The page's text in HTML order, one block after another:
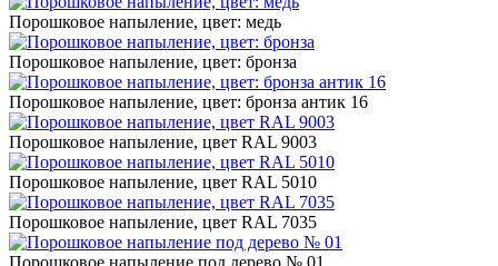
Порошковое напыление, цвет: медь
Порошковое напыление, цвет: бронза
Порошковое напыление, цвет: бронза антик 16
Порошковое напыление, цвет RAL 9003
Порошковое напыление, цвет RAL 5010
Порошковое напыление, цвет RAL 7035
Порошковое напыление под дерево № 01
Если вы не хотите, чтобы ваши данные обрабатывались,
настройте ограничения в браузере или покиньте сайт.